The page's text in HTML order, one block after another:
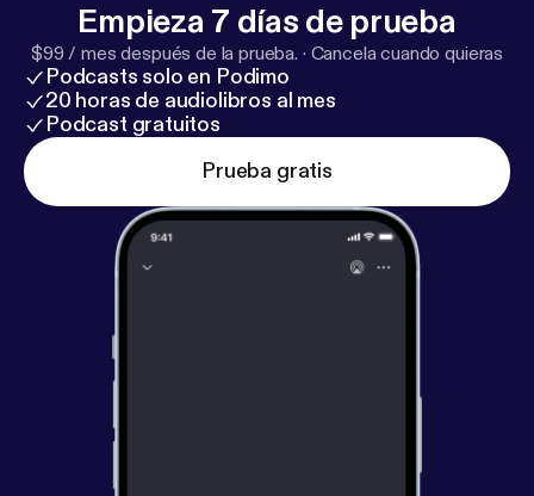
Empieza 7 días de prueba
$99 / mes después de la prueba. · Cancela cuando quieras
Podcasts solo en Podimo
20 horas de audiolibros al mes
Podcast gratuitos
Prueba gratis